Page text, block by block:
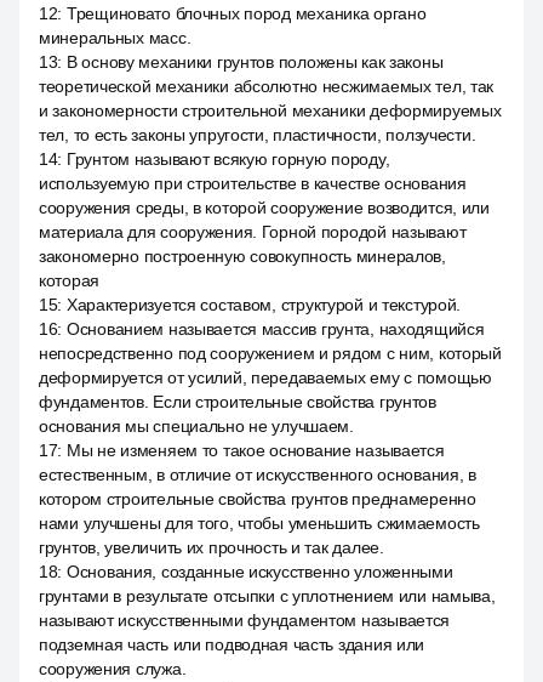
12: Трещиновато блочных пород механика органо
минеральных масс.
13: В основу механики грунтов положены как законы
теоретической механики абсолютно несжимаемых тел, так
и закономерности строительной механики деформируемых
тел, то есть законы упругости, пластичности, ползучести.
14: Грунтом называют всякую горную породу,
используемую при строительстве в качестве основания
сооружения среды, в которой сооружение возводится, или
материала для сооружения. Горной породой называют
закономерно построенную совокупность минералов,
которая
15: Характеризуется составом, структурой и текстурой.
16: Основанием называется массив грунта, находящийся
непосредственно под сооружением и рядом с ним, который
деформируется от усилий, передаваемых ему с помощью
фундаментов. Если строительные свойства грунтов
основания мы специально не улучшаем.
17: Мы не изменяем то такое основание называется
естественным, в отличие от искусственного основания, в
котором строительные свойства грунтов преднамеренно
нами улучшены для того, чтобы уменьшить сжимаемость
грунтов, увеличить их прочность и так далее.
18: Основания, созданные искусственно уложенными
грунтами в результате отсыпки с уплотнением или намыва,
называют искусственными фундаментом называется
подземная часть или подводная часть здания или
сооружения служа.